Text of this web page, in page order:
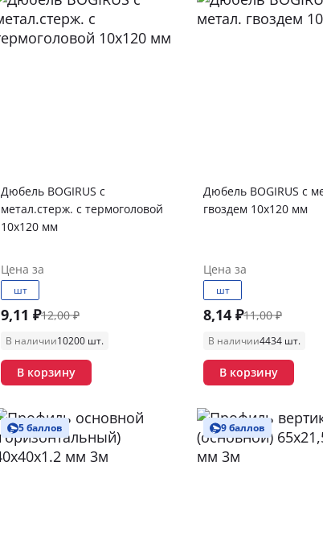
Дюбель BOGIRUS с
метал.стерж. с термоголовой
10х120 мм
Цена за
шт
9,11 ₽12,00 ₽
В наличии10200 шт.
В корзину
Дюбель BOGIRUS с
гвоздем 10х120 мм
Цена за
шт
8,14 ₽11,00 ₽
В наличии4434 шт.
В корзину
5 баллов 9 баллов